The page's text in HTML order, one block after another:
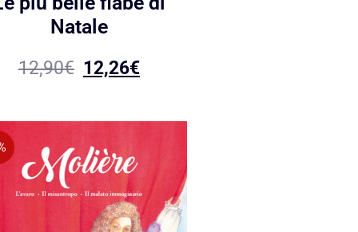
Natale
12,90€ 12,26€